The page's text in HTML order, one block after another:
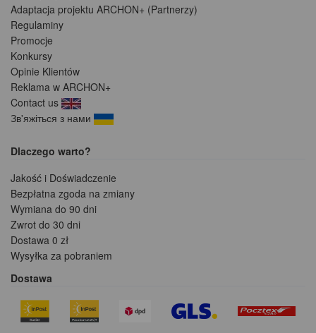
Adaptacja projektu ARCHON+ (Partnerzy)
Regulaminy
Promocje
Konkursy
Opinie Klientów
Reklama w ARCHON+
Contact us
Зв'яжіться з нами
Dlaczego warto?
Jakość i Doświadczenie
Bezpłatna zgoda na zmiany
Wymiana do 90 dni
Zwrot do 30 dni
Dostawa 0 zł
Wysyłka za pobraniem
Dostawa